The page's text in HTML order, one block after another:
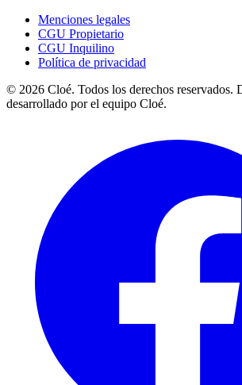
Menciones legales
CGU Propietario
CGU Inquilino
Política de privacidad
© 2026 Cloé. Todos los derechos reservados.
desarrollado por el equipo Cloé.